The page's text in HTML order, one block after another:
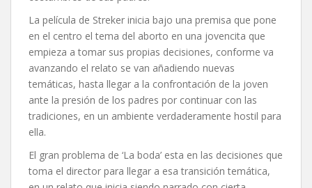
La película de Streker inicia bajo una premisa que pone
en el centro el tema del aborto en una jovencita que
empieza a tomar sus propias decisiones, conforme va
avanzando el relato se van añadiendo nuevas
temáticas, hasta llegar a la confrontación de la joven
ante la presión de los padres por continuar con las
tradiciones, en un ambiente verdaderamente hostil para
ella.
El gran problema de ‘La boda’ esta en las decisiones que
toma el director para llegar a esa transición temática,